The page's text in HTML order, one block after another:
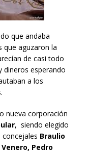
que andaba
que aguzaron la
de casi todo
dineros esperando
a los
nueva corporación
, siendo elegido
concejales Braulio
Pedro